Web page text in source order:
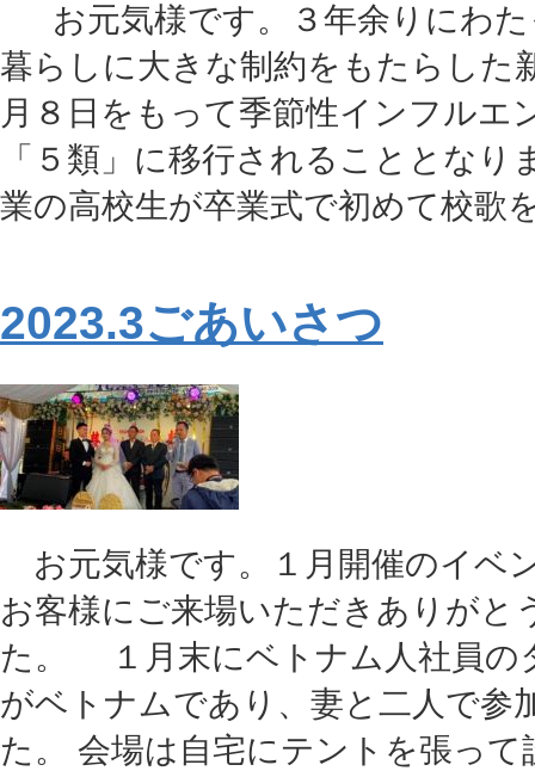
お元気様です。３年余りにわた
暮らしに大きな制約をもたらした
月８日をもって季節性インフルエ
「５類」に移行されることとなり
業の高校生が卒業式で初めて校歌
2023.3ごあいさつ
お元気様です。１月開催のイベ
お客様にご来場いただきありがと
た。 １月末にベトナム人社員の
がベトナムであり、妻と二人で参
た。 会場は自宅にテントを張って